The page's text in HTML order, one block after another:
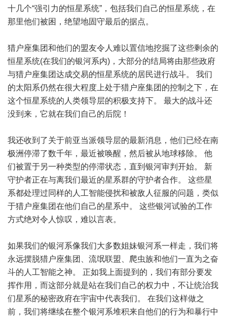
十几个“强引力的恒星系统”，包括我们自己的恒星系统，在
那里他们被困，绝望地固守最后的据点。
猎户座集团和他们的盟友令人难以置信地挖掘了这些剩余的
恒星系统(在我们的银河系内)，大部分的结局将由那些政府
与猎户座集团达成交易的恒星系统的居民进行战斗。 我们
的太阳系仍然在很大程度上处于猎户座集团的控制之下，在
这个恒星系统的人类领导层的积极支持下。 最大的战斗还
没到来，它就在我们自己的后院！
我还收到了关于前亚当派领导层的最新消息，他们已经在南
极洲停滞了数千年，最近被唤醒，然后被从地球移除。 他
们被置于另一种类型的停滞状态，直到银河审判开始。 新
守护者正在与离我们最近的星系群的守护者合作。 这些星
系都处理过同样的人工智能侵扰和被敌人征服的问题，类似
于猎户座集团在他们自己的星系中。 这些银河试验的工作
方式绝对令人惊叹，难以言表。
如果我们的银河系像我们大多数姐妹银河系一样走，我们将
永远摆脱猎户座集团、流氓联盟、爬虫族和他们一直为之奋
斗的人工智能之神。 正如我上面提到的，我们有部分要发
挥作用，而这部分就是站在我们自己的权力中，不让统治我
们星系的秘密政府在宇宙中代表我们。 在我们这样做之
前，我们将继续在整个银河系堆积来自他们的行为和暴行中